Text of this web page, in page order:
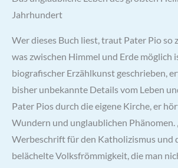
Jahrhundert
Wer dieses Buch liest, traut Pater Pio so
was zwischen Himmel und Erde möglich
biografischer Erzählkunst geschrieben,
bisher unbekannte Details vom Leben
Pater Pios durch die eigene Kirche, er
Wundern und unglaublichen Phänomen.
Werbeschrift für den Katholizismus und
belächelte Volksfrömmigkeit, die man